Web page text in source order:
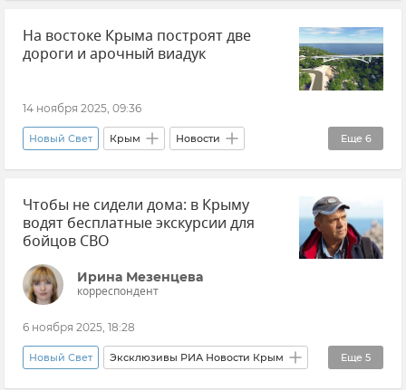
Крым кинематографический
На востоке Крыма построят две
дороги и арочный виадук
14 ноября 2025, 09:36
Еще 6
Новый Свет Крым Новости
АО "ВАД"
Ремонт и строительство дорог в Крыму
Ситуация на дорогах Крыма
Судак
Чтобы не сидели дома: в Крыму
водят бесплатные экскурсии для
бойцов СВО
Ирина Мезенцева
корреспондент
6 ноября 2025, 18:28
Еще 5
Новый Свет Эксклюзивы РИА Новости Крым